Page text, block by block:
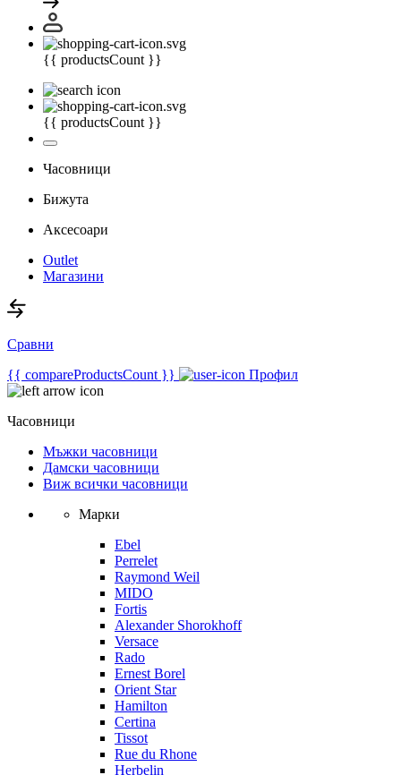
{{ productsCount }}
{{ productsCount }}
Часовници
Бижута
Аксесоари
Outlet
Магазини
Сравни
{{ compareProductsCount }}
Профил
Часовници
Мъжки часовници
Дамски часовници
Виж всички часовници
Марки
Ebel
Perrelet
Raymond Weil
MIDO
Fortis
Alexander Shorokhoff
Versace
Rado
Ernest Borel
Orient Star
Hamilton
Certina
Tissot
Rue du Rhone
Herbelin